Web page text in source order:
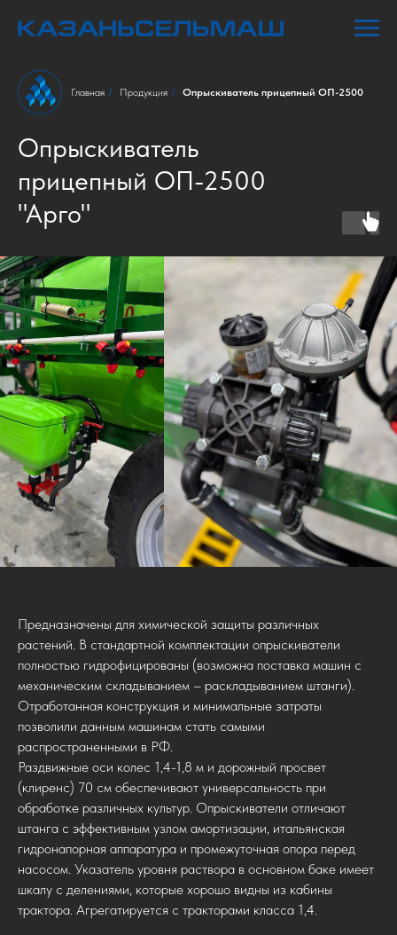
Главная / Продукция / Опрыскиватель прицепный ОП-2500
Опрыскиватель
прицепный ОП-2500
"Арго"
Предназначены для химической защиты различных
растений. В стандартной комплектации опрыскиватели
полностью гидрофицированы (возможна поставка машин с
механическим складыванием – раскладыванием штанги).
Отработанная конструкция и минимальные затраты
позволили данным машинам стать самыми
распространенными в РФ.
Раздвижные оси колес 1,4-1,8 м и дорожный просвет
(клиренс) 70 см обеспечивают универсальность при
обработке различных культур. Опрыскиватели отличают
штанга с эффективным узлом амортизации, итальянская
гидронапорная аппаратура и промежуточная опора перед
насосом. Указатель уровня раствора в основном баке имеет
шкалу с делениями, которые хорошо видны из кабины
трактора. Агрегатируется с тракторами класса 1,4.